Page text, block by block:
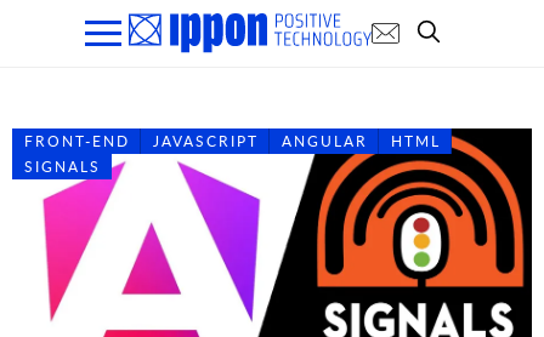
FRONT-END JAVASCRIPT ANGULAR
HTML
SIGNALS